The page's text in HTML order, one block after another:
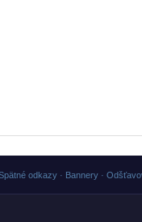
odkazy · Bannery ·